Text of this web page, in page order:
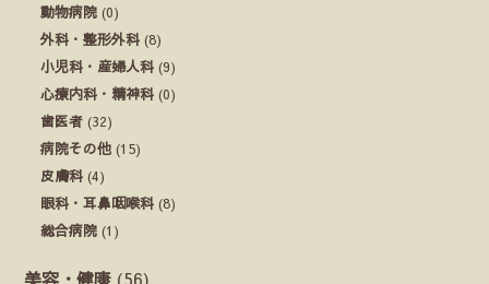
動物病院 (0)
外科・整形外科 (8)
小児科・産婦人科 (9)
心療内科・精神科 (0)
歯医者 (32)
病院その他 (15)
皮膚科 (4)
眼科・耳鼻咽喉科 (8)
総合病院 (1)
美容・健康 (56)